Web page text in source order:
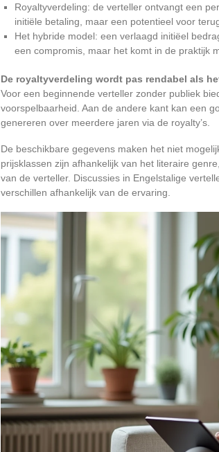
Royaltyverdeling: de verteller ontvangt een
initiële betaling, maar een potentieel voor
Het hybride model: een verlaagd initiëel
een compromis, maar het komt in de praktijk
De royaltyverdeling wordt pas rendabel als
Voor een beginnende verteller zonder publiek
voorspelbaarheid. Aan de andere kant kan een
genereren over meerdere jaren via de royalty’s.
De beschikbare gegevens maken het niet
prijsklassen zijn afhankelijk van het literaire
van de verteller. Discussies in Engelstalige
verschillen afhankelijk van de ervaring.